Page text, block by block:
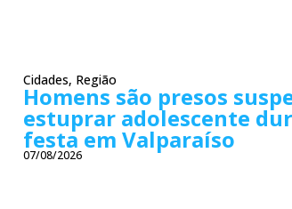
Cidades, Região
Homens são presos
estuprar adolescente
festa em Valparaíso
07/08/2026